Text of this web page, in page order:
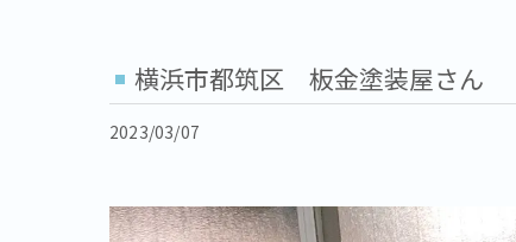
横浜市都筑区 板金塗装屋さん
2023/03/07